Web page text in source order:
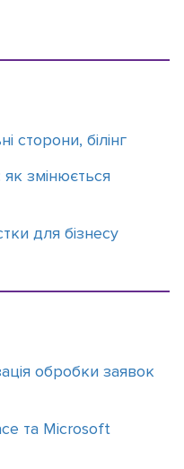
сторони, білінг
як змінюється
для бізнесу
обробки заявок
та Microsoft